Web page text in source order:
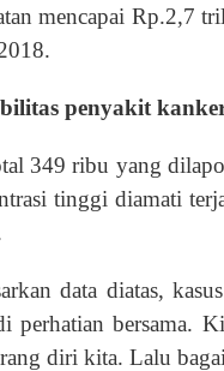
mencapai Rp.2,7
penyakit
349 ribu yang
tinggi diamati
data diatas,
perhatian bersama.
diri kita. Lalu